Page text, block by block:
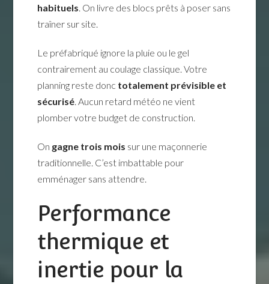
habituels. On livre des blocs prêts à poser sans
traîner sur site.
Le préfabriqué ignore la pluie ou le gel
contrairement au coulage classique. Votre
planning reste donc totalement prévisible et
sécurisé. Aucun retard météo ne vient
plomber votre budget de construction.
On gagne trois mois sur une maçonnerie
traditionnelle. C’est imbattable pour
emménager sans attendre.
Performance
thermique et
inertie pour la